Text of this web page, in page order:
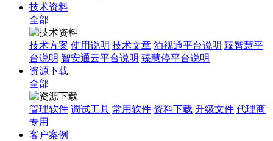
技术资料
全部
技术方案 使用说明 技术文章 泊视通平台说明 臻智慧平
台说明 智安通云平台说明 臻慧停平台说明
资源下载
全部
管理软件 调试工具 常用软件 资料下载 升级文件 代理商
专用
客户案例